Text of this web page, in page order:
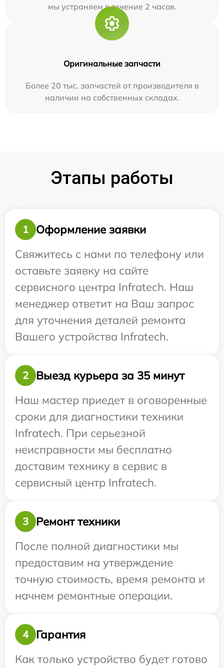
мы устраняем в течение 2 часов.
Оригинальные запчасти
Более 20 тыс. запчастей от производителя в
наличии на собственных складах.
Этапы работы
1
Оформление заявки
Свяжитесь с нами по телефону или
оставьте заявку на сайте
сервисного центра Infratech. Наш
менеджер ответит на Ваш запрос
для уточнения деталей ремонта
Вашего устройства Infratech.
2
Выезд курьера за 35 минут
Наш мастер приедет в оговоренные
сроки для диагностики техники
Infratech. При серьезной
неисправности мы бесплатно
доставим технику в сервис в
сервисный центр Infratech.
3
Ремонт техники
После полной диагностики мы
предоставим на утверждение
точную стоимость, время ремонта и
начнем ремонтные операции.
4
Гарантия
Как только устройство будет готово